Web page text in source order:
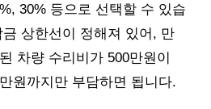
30% 등으로 선택할 수 있습
상한선이 정해져 있어, 만
차량 수리비가 500만원이
원까지만 부담하면 됩니다.